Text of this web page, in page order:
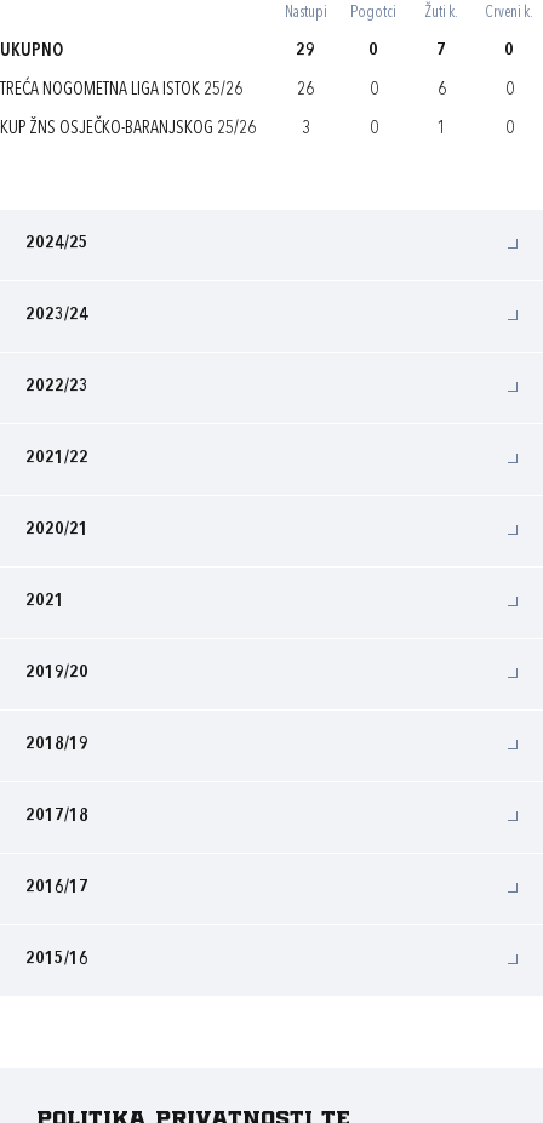
Nastupi Pogotci Žuti k. Crveni k.
UKUPNO 29 0 7 0
TREĆA NOGOMETNA LIGA ISTOK 25/26 26 0 6 0
KUP ŽNS OSJEČKO-BARANJSKOG 25/26 3 0 1 0
2024/25
2023/24
2022/23
2021/22
2020/21
2021
2019/20
2018/19
2017/18
2016/17
2015/16